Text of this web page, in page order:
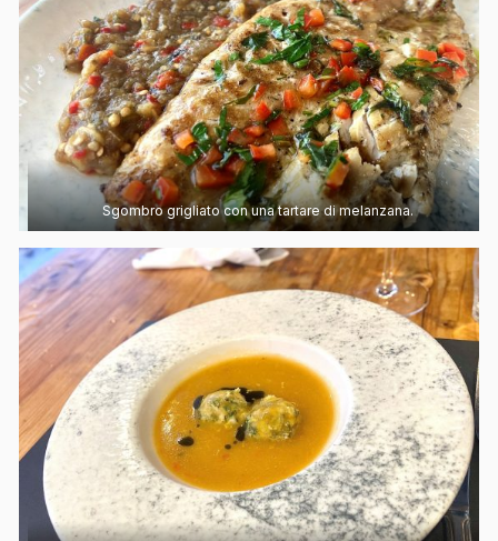
Sgombro grigliato con una tartare di melanzana.